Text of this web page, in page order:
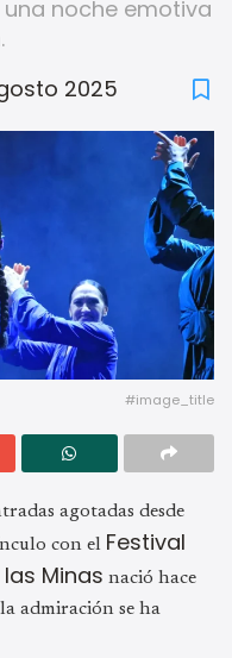
noche emotiva
2025
#image_title
agotadas desde
con el Festival
Minas nació hace
admiración se ha